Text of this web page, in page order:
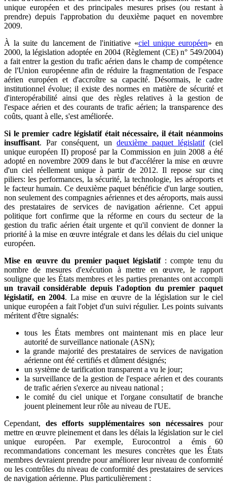
unique européen et des principales mesures prises (ou restant à
prendre) depuis l'approbation du deuxième paquet en novembre
2009.
À la suite du lancement de l'initiative «ciel unique européen» en
2000, la législation adoptée en 2004 (Règlement (CE) n° 549/2004)
a fait entrer la gestion du trafic aérien dans le champ de compétence
de l'Union européenne afin de réduire la fragmentation de l'espace
aérien européen et d'accroître sa capacité. Désormais, le cadre
institutionnel évolue; il existe des normes en matière de sécurité et
d'interopérabilité ainsi que des règles relatives à la gestion de
l'espace aérien et des courants de trafic aérien; la transparence des
coûts, quant à elle, s'est améliorée.
Si le premier cadre législatif était nécessaire, il était néanmoins
insuffisant. Par conséquent, un deuxième paquet législatif(ciel
unique européen II) proposé par la Commission en juin 2008 a été
adopté en novembre 2009 dans le but d'accélérer la mise en œuvre
d'un ciel réellement unique à partir de 2012. Il repose sur cinq
piliers: les performances, la sécurité, la technologie, les aéroports et
le facteur humain. Ce deuxième paquet bénéficie d'un large soutien,
non seulement des compagnies aériennes et des aéroports, mais aussi
des prestataires de services de navigation aérienne. Cet appui
politique fort confirme que la réforme en cours du secteur de la
gestion du trafic aérien était urgente et qu'il convient de donner la
priorité à la mise en œuvre intégrale et dans les délais du ciel unique
européen.
Mise en œuvre du premier paquet législatif: compte tenu du
nombre de mesures d'exécution à mettre en œuvre, le rapport
souligne que les États membres et les parties prenantes ont accompli
un travail considérable depuis l'adoption du premier paquet
législatif, en 2004. La mise en œuvre de la législation sur le ciel
unique européen a fait l'objet d'un suivi régulier. Les points suivants
méritent d'être signalés:
tous les États membres ont maintenant mis en place leur
autorité de surveillance nationale (ASN);
la grande majorité des prestataires de services de navigation
aérienne ont été certifiés et dûment désignés;
un système de tarification transparent a vu le jour;
la surveillance de la gestion de l'espace aérien et des courants
de trafic aérien s'exerce au niveau national ;
le comité du ciel unique et l'organe consultatif de branche
jouent pleinement leur rôle au niveau de l'UE.
Cependant, des efforts supplémentaires son nécessaires pour
mettre en œuvre pleinement et dans les délais la législation sur le ciel
unique européen. Par exemple, Eurocontrol a émis 60
recommandations concernant les mesures concrètes que les États
membres devraient prendre pour améliorer leur niveau de conformité
ou les contrôles du niveau de conformité des prestataires de services
de navigation aérienne. Plus particulièrement :